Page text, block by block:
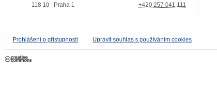
118 10
Praha 1
+420 257 041 111
Prohlášení o přístupnosti Upravit souhlas s používáním cookies